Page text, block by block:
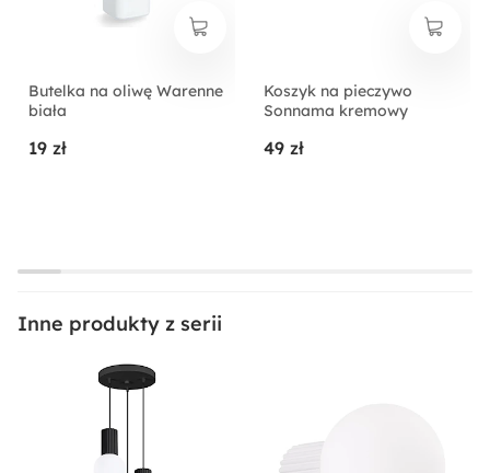
Butelka na oliwę Warenne
biała
19 zł
Koszyk na pieczywo
Sonnama kremowy
49 zł
Inne produkty z serii